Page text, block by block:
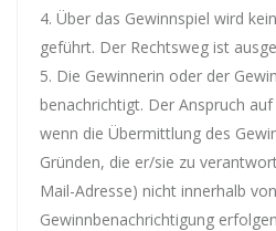
Über das Gewinnspiel wird
geführt. Der Rechtsweg ist
Die Gewinnerin oder der
benachrichtigt. Der Anspruch
wenn die Übermittlung des
Gründen, die er/sie zu
Mail-Adresse) nicht innerhalb
Gewinnbenachrichtigung